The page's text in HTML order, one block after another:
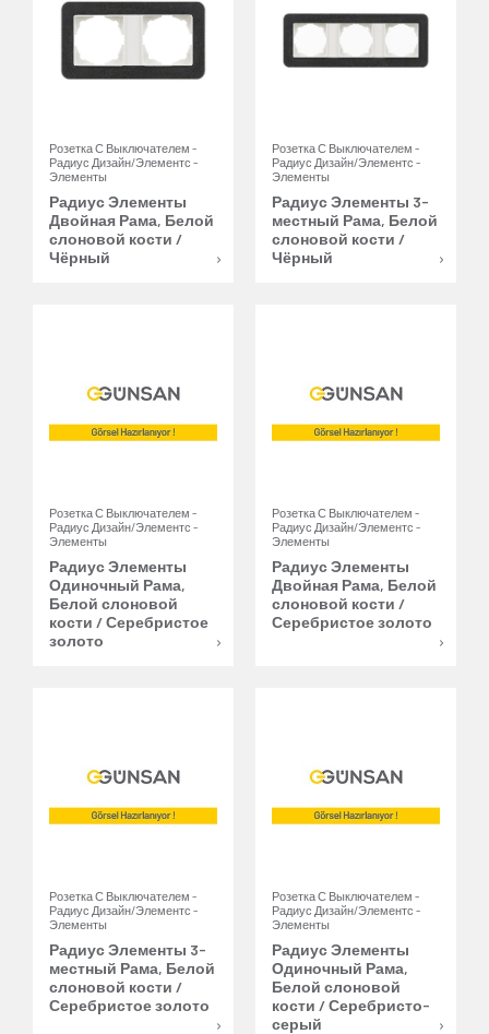
Розетка С Выключателем -
Радиус Дизайн/Элементс -
Элементы
Радиус Элементы
Двойная Рама, Белой
слоновой кости /
Чёрный
Розетка С Выключателем -
Радиус Дизайн/Элементс -
Элементы
Радиус Элементы 3-
местный Рама, Белой
слоновой кости /
Чёрный
Розетка С Выключателем -
Радиус Дизайн/Элементс -
Элементы
Радиус Элементы
Одиночный Рама,
Белой слоновой
кости / Серебристое
золото
Розетка С Выключателем -
Радиус Дизайн/Элементс -
Элементы
Радиус Элементы
Двойная Рама, Белой
слоновой кости /
Серебристое золото
Розетка С Выключателем -
Радиус Дизайн/Элементс -
Элементы
Радиус Элементы 3-
местный Рама, Белой
слоновой кости /
Серебристое золото
Розетка С Выключателем -
Радиус Дизайн/Элементс -
Элементы
Радиус Элементы
Одиночный Рама,
Белой слоновой
кости / Серебристо-
серый